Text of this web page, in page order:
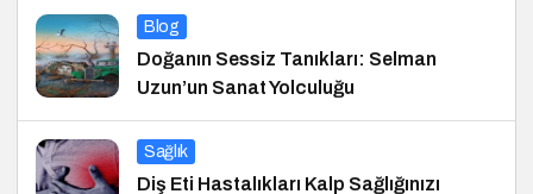
Blog
Doğanın Sessiz Tanıkları: Selman
Uzun’un Sanat Yolculuğu
Sağlık
Diş Eti Hastalıkları Kalp Sağlığınızı